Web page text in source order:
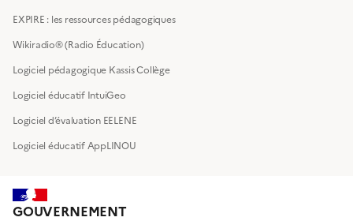
EXPIRE : les ressources pédagogiques
Wikiradio® (Radio Éducation)
Logiciel pédagogique Kassis Collège
Logiciel éducatif IntuiGeo
Logiciel d’évaluation EELENE
Logiciel éducatif AppLINOU
GOUVERNEMENT